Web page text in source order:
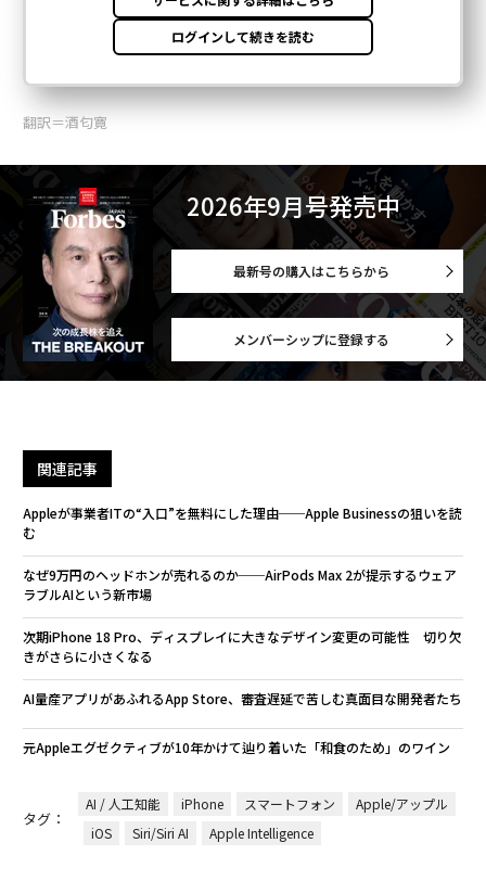
翻訳＝酒匂寛
2026年9月号発売中
最新号の購入はこちらから
メンバーシップに登録する
関連記事
Appleが事業者ITの“入口”を無料にした理由──Apple Businessの狙いを読
む
なぜ9万円のヘッドホンが売れるのか──AirPods Max 2が提示するウェア
ラブルAIという新市場
次期iPhone 18 Pro、ディスプレイに大きなデザイン変更の可能性 切り欠
きがさらに小さくなる
AI量産アプリがあふれるApp Store、審査遅延で苦しむ真面目な開発者たち
元Appleエグゼクティブが10年かけて辿り着いた「和食のため」のワイン
タグ：
AI / 人工知能 iPhone スマートフォン
Apple/アップル
iOS
Siri/Siri AI Apple Intelligence